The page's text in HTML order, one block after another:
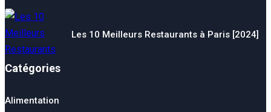
Les 10 Meilleurs Restaurants à Paris [2024]
Catégories
Alimentation